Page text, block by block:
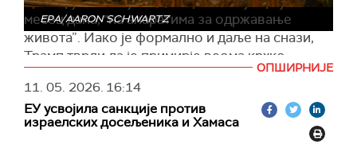
месец дана, "на апаратима за одржавање
живота”. Иако је формално и даље на снази,
Трамп тврди да је примирје веома крхко,
подсећајући да су обе стране после договора
размењивале ватру у Ормуском мореузу.
Говорећи о политичкој ситуацији у Ирану,
EPA/AARON SCHWARTZ
ОПШИРНИЈЕ
11. 05. 2026. 16:14
ЕУ усвојила санкције против
израелских досељеника и Хамаса